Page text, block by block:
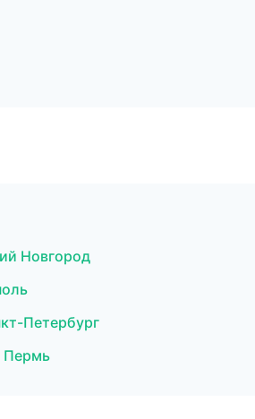
Новгород
Петербург
Пермь